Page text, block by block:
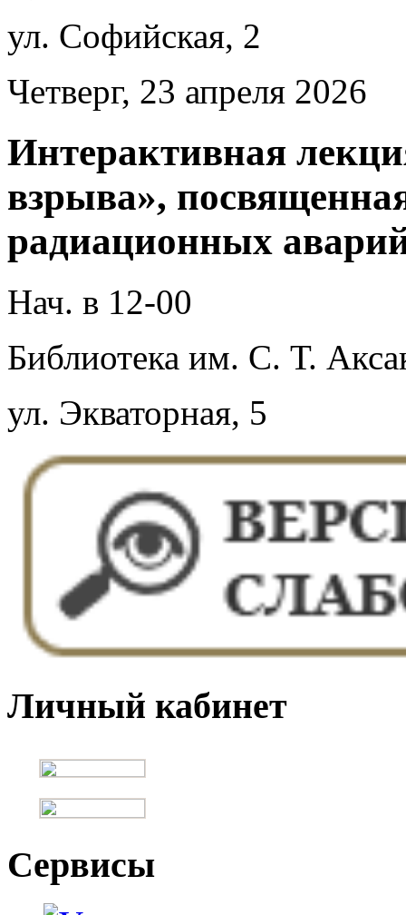
ул. Софийская, 2
Четверг, 23 апреля 2026
Интерактивная
взрыва»,
радиационных
Нач. в 12-00
Библиотека им. С. Т.
ул. Экваторная, 5
Личный кабинет
Сервисы